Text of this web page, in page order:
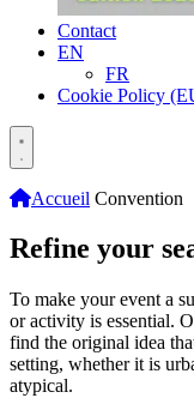
Contact
EN
FR
Cookie Policy
Accueil Convention
Refine your
To make your event a
or activity is essential.
find the original idea
setting, whether it is
atypical.